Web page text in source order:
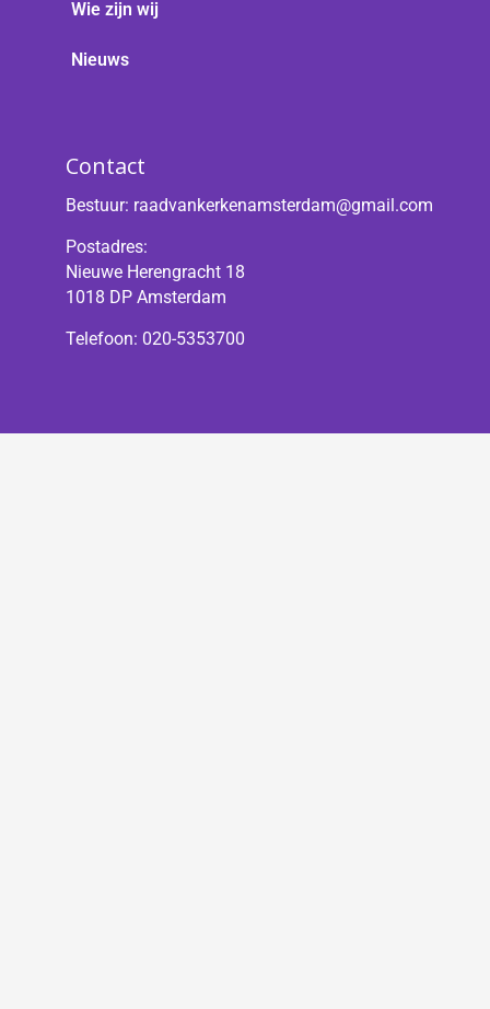
Wie zijn wij
Nieuws
Contact
Bestuur: raadvankerkenamsterdam@gmail.com
Postadres:
Nieuwe Herengracht 18
1018 DP Amsterdam
Telefoon: 020-5353700